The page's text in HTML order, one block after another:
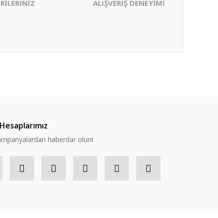
ALIŞVERİŞ DENEYİMİ
haberdar olun!